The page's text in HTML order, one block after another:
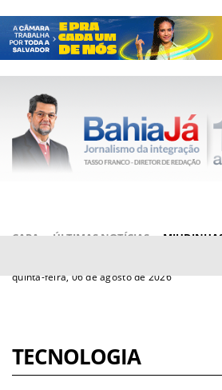
CAPA ÚLTIMAS NOTÍCIAS
quinta-feira, 06 de agosto de 2026
TECNOLOGIA